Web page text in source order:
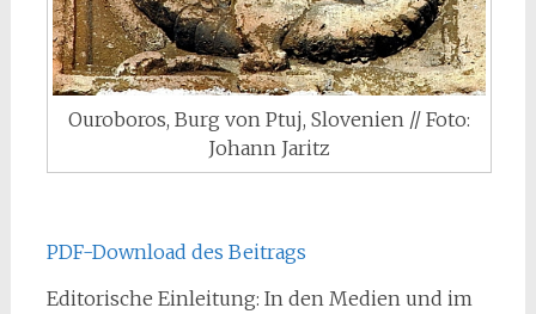
Ouroboros, Burg von Ptuj, Slovenien // Foto:
Johann Jaritz
PDF-Download des Beitrags
Editorische Einleitung: In den Medien und im